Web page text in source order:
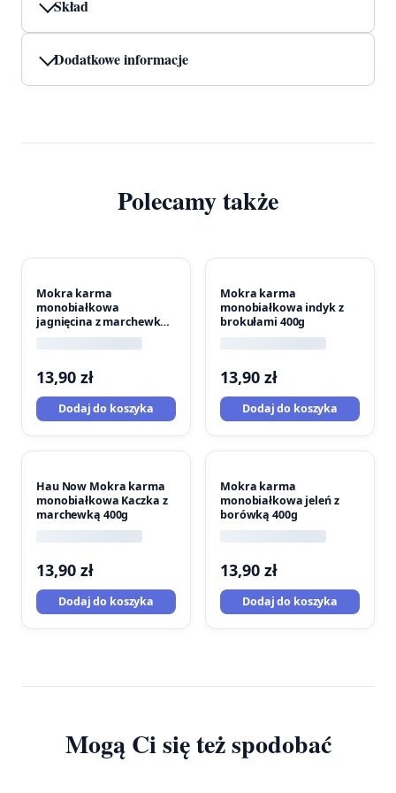
Skład
Dodatkowe informacje
Polecamy także
Mokra karma
monobiałkowa
jagnięcina z marchewką
13,90 zł
Dodaj do koszyka
Mokra karma
monobiałkowa indyk z
brokułami 400g
13,90 zł
Dodaj do koszyka
Hau Now Mokra karma
monobiałkowa Kaczka z
marchewką 400g
13,90 zł
Dodaj do koszyka
Mokra karma
monobiałkowa jeleń z
borówką 400g
13,90 zł
Dodaj do koszyka
Mogą Ci się też spodobać